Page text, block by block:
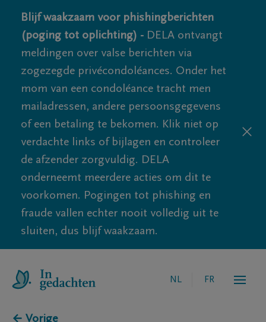
Blijf waakzaam voor phishingberichten
(poging tot oplichting) - DELA ontvangt
meldingen over valse berichten via
zogezegde privécondoléances. Onder het
mom van een condoléance tracht men
mailadressen, andere persoonsgegevens
of een betaling te bekomen. Klik niet op
verdachte links of bijlagen en controleer
de afzender zorgvuldig. DELA
onderneemt meerdere acties om dit te
voorkomen. Pogingen tot phishing en
fraude vallen echter nooit volledig uit te
sluiten, dus blijf waakzaam.
NL FR
← Vorige